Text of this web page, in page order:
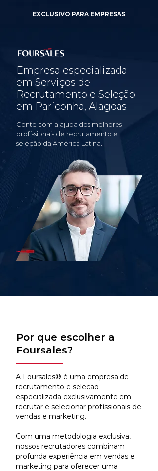
EXCLUSIVO PARA EMPRESAS
Empresa especializada
em Serviços de
Recrutamento e Seleção
em Pariconha, Alagoas
Conte com a ajuda dos melhores
profissionais de recrutamento e
seleção da América Latina.
Por que escolher a
Foursales?
A Foursales® é uma empresa de
recrutamento e selecao
especializada exclusivamente em
recrutar e selecionar profissionais de
vendas e marketing.
Com uma metodologia exclusiva,
nossos recrutadores combinam
profunda experiência em vendas e
marketing para oferecer uma